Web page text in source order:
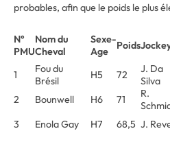
probables, afin que le poids le plus
N°
PMU
Nom du
Cheval
Sexe-
Age
Poids
1
Fou du
Brésil
H5 72
J. Da
Silva
2
Bounwell H6 71
R.
3
Enola Gay H7 68,5 J.